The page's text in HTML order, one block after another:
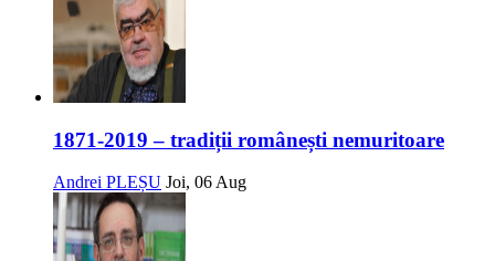
1871-2019 – tradiții românești nemuritoare
Andrei PLEȘU Joi, 06 Aug